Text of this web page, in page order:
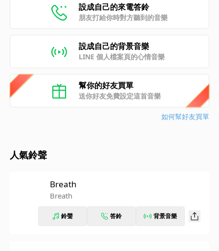
設成自己的來電答鈴
朋友打給你時對方聽到的音樂
設成自己的背景音樂
LINE 個人檔案頁的心情音樂
幫你的好友買單
送你好友免費設定這首音樂
如何幫好友買單
人氣鈴聲
Breath
Breath
鈴聲 答鈴 背景音樂